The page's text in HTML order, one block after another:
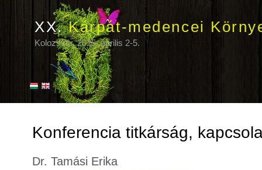
XX.Kárpát-medencei
Kolozsvár, 2025. április 2-5.
Konferencia titkárság,
Dr. Tamási Erika